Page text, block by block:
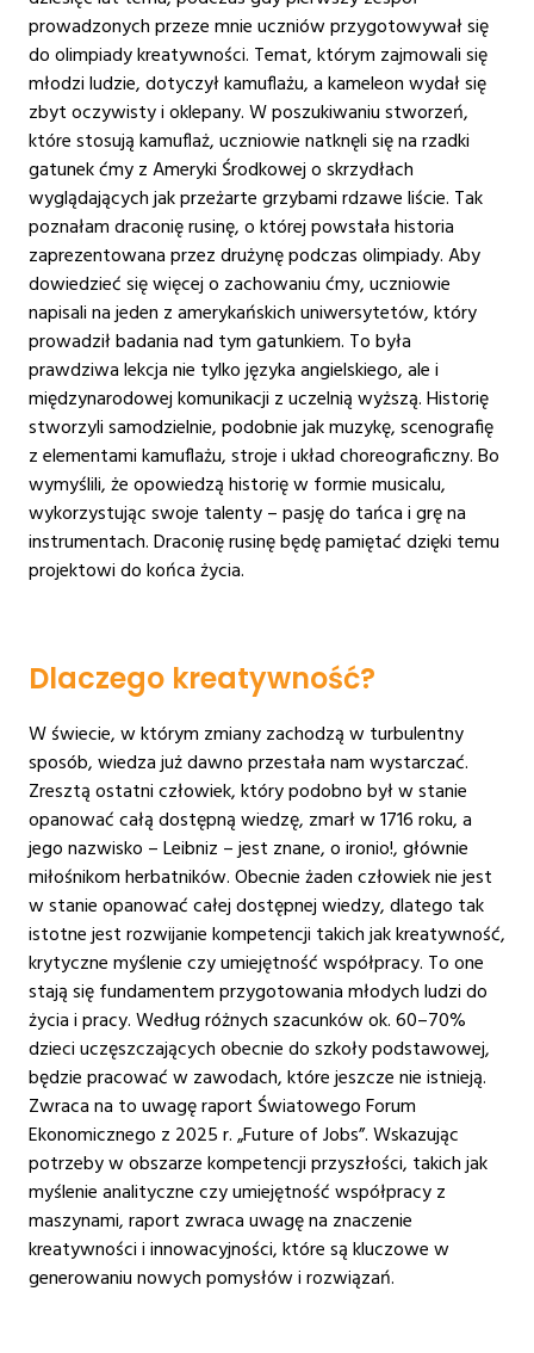
prowadzonych przeze mnie uczniów przygotowywał się
do olimpiady kreatywności. Temat, którym zajmowali się
młodzi ludzie, dotyczył kamuflażu, a kameleon wydał się
zbyt oczywisty i oklepany. W poszukiwaniu stworzeń,
które stosują kamuflaż, uczniowie natknęli się na rzadki
gatunek ćmy z Ameryki Środkowej o skrzydłach
wyglądających jak przeżarte grzybami rdzawe liście. Tak
poznałam draconię rusinę, o której powstała historia
zaprezentowana przez drużynę podczas olimpiady. Aby
dowiedzieć się więcej o zachowaniu ćmy, uczniowie
napisali na jeden z amerykańskich uniwersytetów, który
prowadził badania nad tym gatunkiem. To była
prawdziwa lekcja nie tylko języka angielskiego, ale i
międzynarodowej komunikacji z uczelnią wyższą. Historię
stworzyli samodzielnie, podobnie jak muzykę, scenografię
z elementami kamuflażu, stroje i układ choreograficzny. Bo
wymyślili, że opowiedzą historię w formie musicalu,
wykorzystując swoje talenty – pasję do tańca i grę na
instrumentach. Draconię rusinę będę pamiętać dzięki temu
projektowi do końca życia.
Dlaczego kreatywność?
W świecie, w którym zmiany zachodzą w turbulentny
sposób, wiedza już dawno przestała nam wystarczać.
Zresztą ostatni człowiek, który podobno był w stanie
opanować całą dostępną wiedzę, zmarł w 1716 roku, a
jego nazwisko – Leibniz – jest znane, o ironio!, głównie
miłośnikom herbatników. Obecnie żaden człowiek nie jest
w stanie opanować całej dostępnej wiedzy, dlatego tak
istotne jest rozwijanie kompetencji takich jak kreatywność,
krytyczne myślenie czy umiejętność współpracy. To one
stają się fundamentem przygotowania młodych ludzi do
życia i pracy. Według różnych szacunków ok. 60–70%
dzieci uczęszczających obecnie do szkoły podstawowej,
będzie pracować w zawodach, które jeszcze nie istnieją.
Zwraca na to uwagę raport Światowego Forum
Ekonomicznego z 2025 r. „Future of Jobs”. Wskazując
potrzeby w obszarze kompetencji przyszłości, takich jak
myślenie analityczne czy umiejętność współpracy z
maszynami, raport zwraca uwagę na znaczenie
kreatywności i innowacyjności, które są kluczowe w
generowaniu nowych pomysłów i rozwiązań.